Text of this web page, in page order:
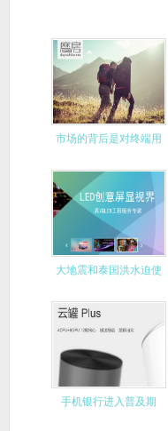
市场的背后是对终端用
大地震和泰国洪水迫使
手机银行进入普及期